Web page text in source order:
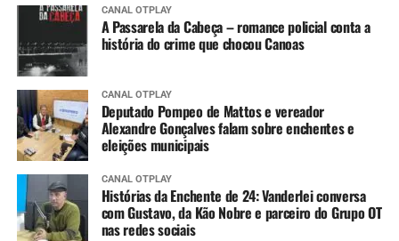
CANAL OTPLAY
A Passarela da Cabeça – romance policial conta a
história do crime que chocou Canoas
CANAL OTPLAY
Deputado Pompeo de Mattos e vereador
Alexandre Gonçalves falam sobre enchentes e
eleições municipais
CANAL OTPLAY
Histórias da Enchente de 24: Vanderlei conversa
com Gustavo, da Kão Nobre e parceiro do Grupo OT
nas redes sociais